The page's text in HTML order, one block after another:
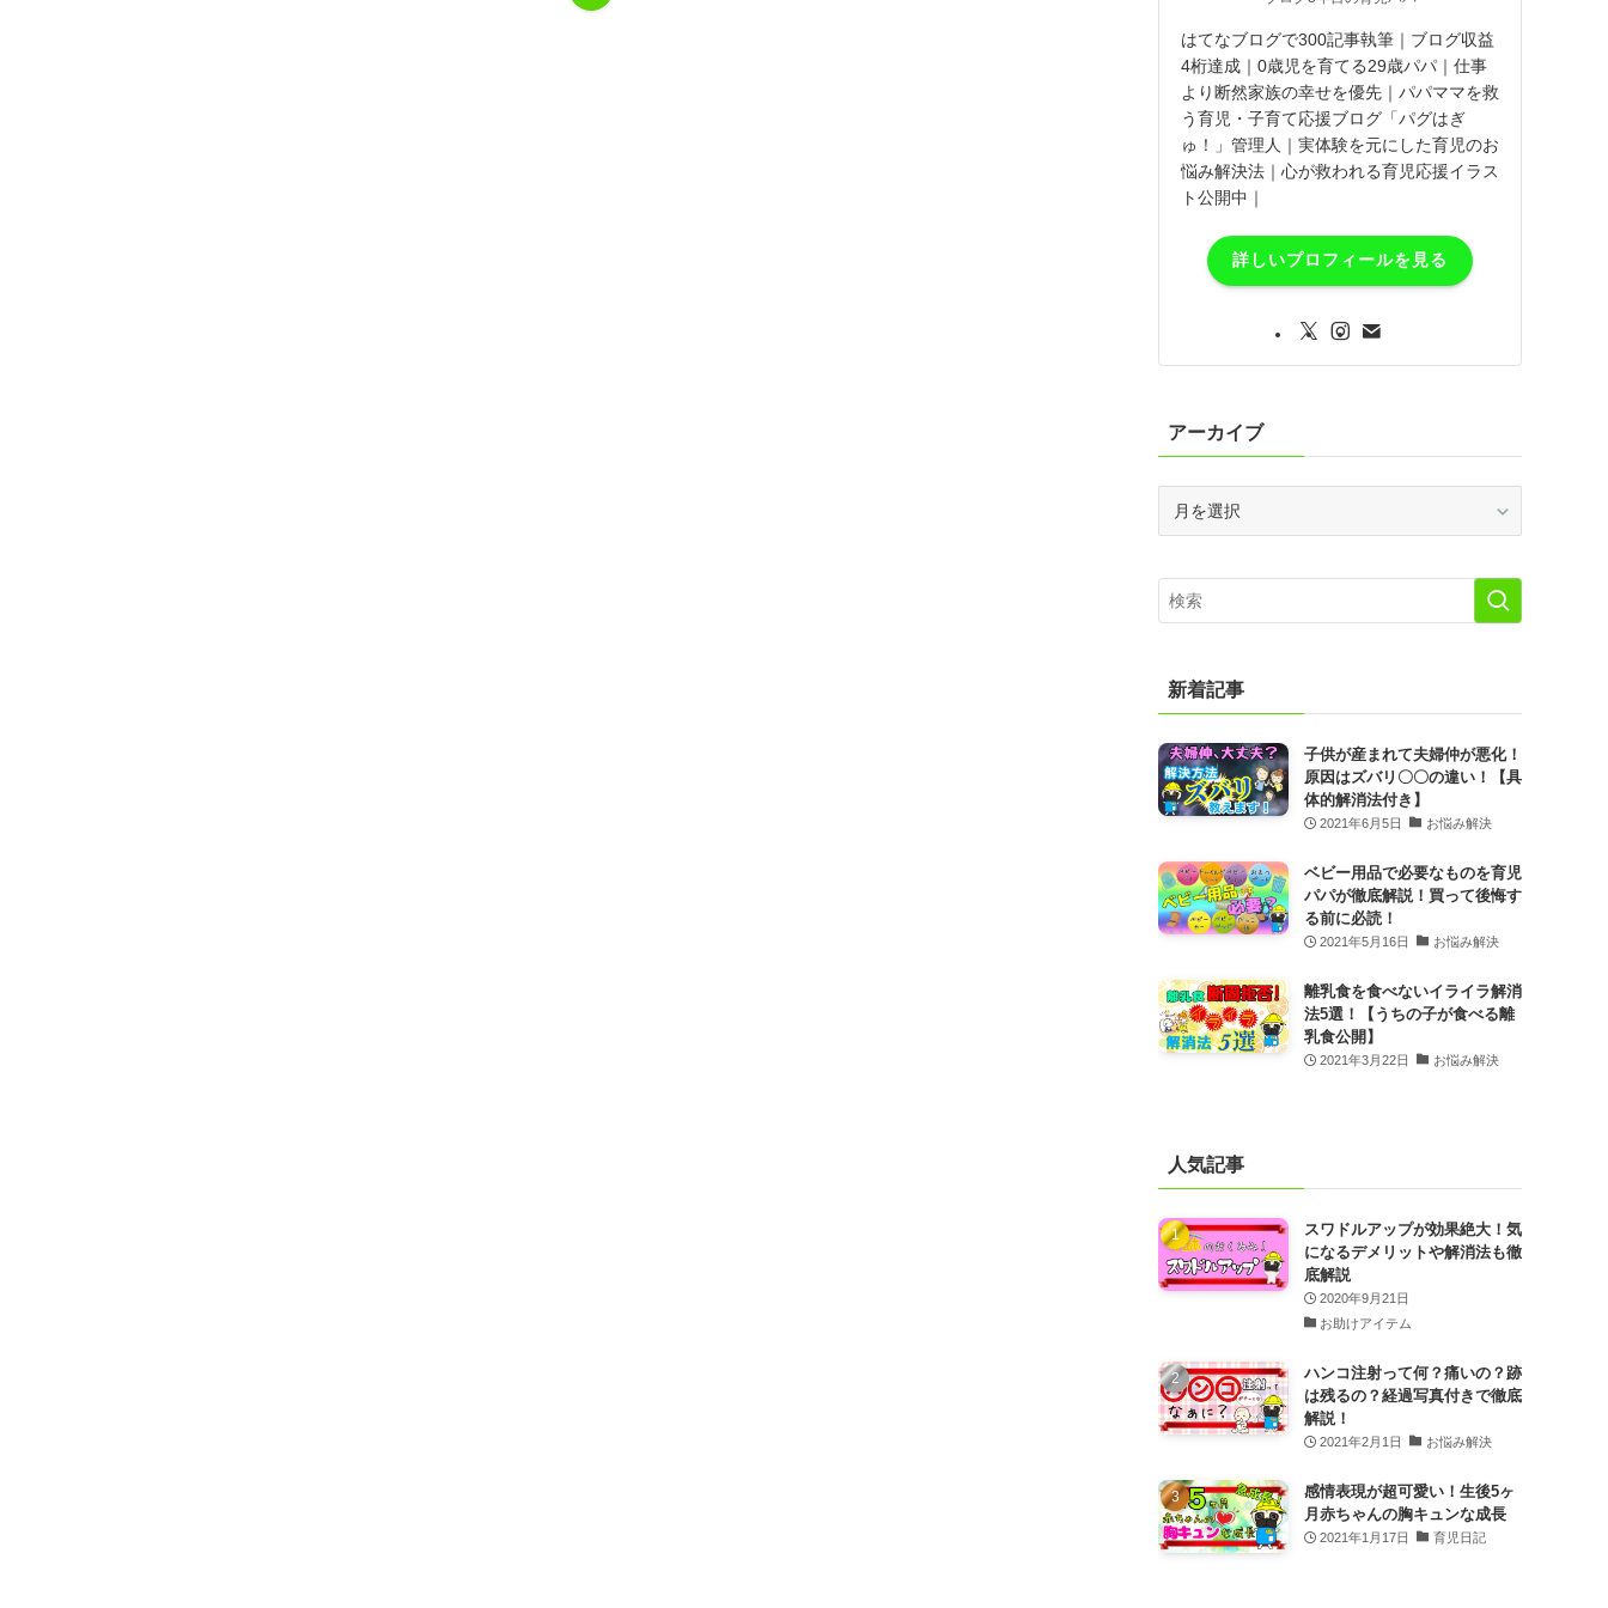
はてなブログで300記事執筆｜ブログ収益
4桁達成｜0歳児を育てる29歳パパ｜仕事
より断然家族の幸せを優先｜パパママを救
う育児・子育て応援ブログ「パグはぎ
ゅ！」管理人｜実体験を元にした育児のお
悩み解決法｜心が救われる育児応援イラス
ト公開中｜
詳しいプロフィールを見る
アーカイブ
イ
ブ
新着記事
子供が産まれて夫婦仲が悪化！
原因はズバリ〇〇の違い！【具
体的解消法付き】
2021年6月5日 お悩み解決
ベビー用品で必要なものを育児
パパが徹底解説！買って後悔す
る前に必読！
2021年5月16日 お悩み解決
離乳食を食べないイライラ解消
法5選！【うちの子が食べる離
乳食公開】
2021年3月22日 お悩み解決
人気記事
スワドルアップが効果絶大！気
になるデメリットや解消法も徹
底解説
2020年9月21日
お助けアイテム
ハンコ注射って何？痛いの？跡
は残るの？経過写真付きで徹底
解説！
2021年2月1日 お悩み解決
感情表現が超可愛い！生後5ヶ
月赤ちゃんの胸キュンな成長
2021年1月17日 育児日記